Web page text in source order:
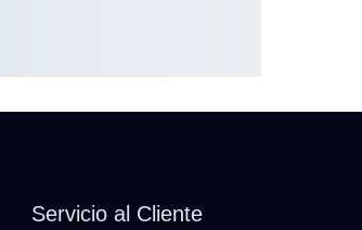
Servicio al Cliente